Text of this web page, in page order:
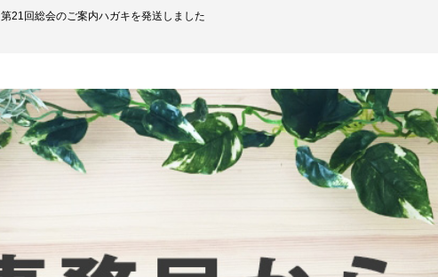
第21回総会のご案内ハガキを発送しました
第２回WAFPフェス